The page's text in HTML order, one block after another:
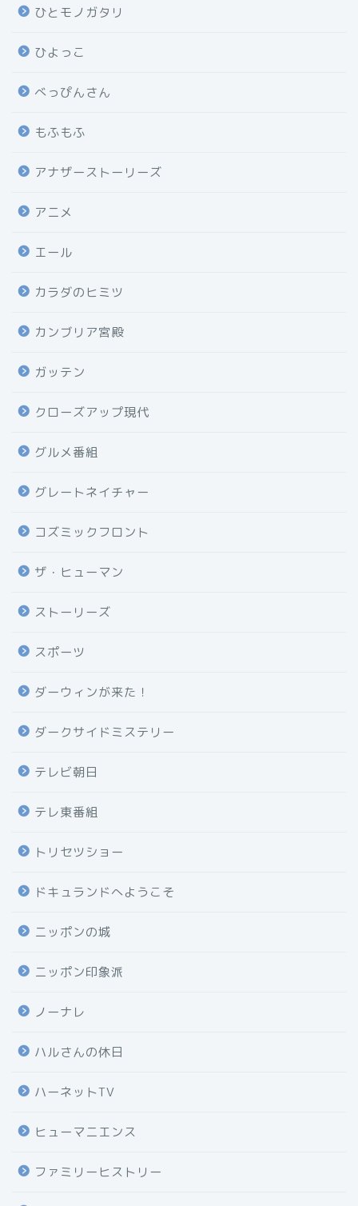
ひとモノガタリ
ひよっこ
べっぴんさん
もふもふ
アナザーストーリーズ
アニメ
エール
カラダのヒミツ
カンブリア宮殿
ガッテン
クローズアップ現代
グルメ番組
グレートネイチャー
コズミックフロント
ザ・ヒューマン
ストーリーズ
スポーツ
ダーウィンが来た！
ダークサイドミステリー
テレビ朝日
テレ東番組
トリセツショー
ドキュランドへようこそ
ニッポンの城
ニッポン印象派
ノーナレ
ハルさんの休日
ハーネットTV
ヒューマニエンス
ファミリーヒストリー